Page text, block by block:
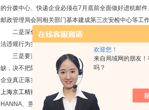
欢迎您！
来自局域网的朋友
吗？
的分拨中心、快递企业必须在7月底前全面做好进杭邮
邮政管理局会同相关部门基本建成第三次安检中心等工作
二是深化快递市场专项清理整顿行动。要全面掌握辖
法违规行为实行重拳出击零容忍。进一步清理规范超市
三是要深入开展安全生产专项整治行动，加大隐患
缺，决不把隐患带入下一工作阶段。要强化员工安全教
企业真正落实主体责任。
上海京工精密机械有限公司 专业代理进口仪器仪表，水
HANNA、意大利匹磁B&C等品牌，
哈希pcii 、匹磁在线